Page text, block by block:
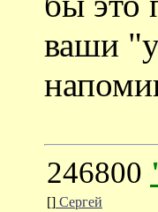
ваши
246800
[] Сергей